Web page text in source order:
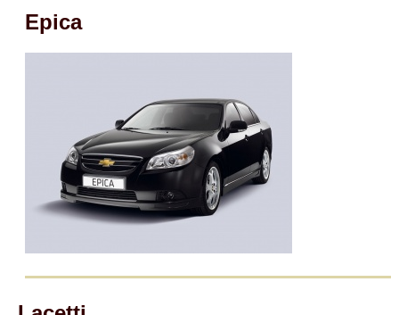
Epica
Volkswagen
Дополнительные товары